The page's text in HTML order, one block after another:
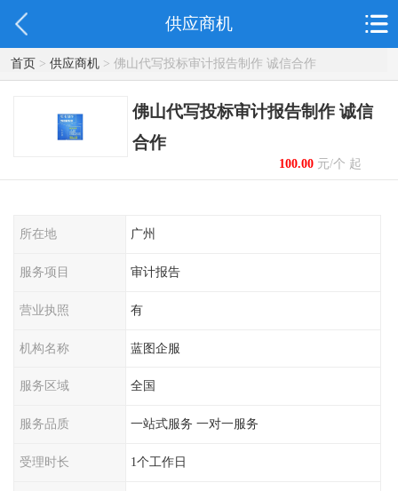
供应商机
首页> 供应商机> 佛山代写投标审计报告制作 诚信合作
佛山代写投标审计报告制作 诚信
合作
100.00元/个 起
所在地 广州
服务项目 审计报告
营业执照 有
机构名称 蓝图企服
服务区域 全国
服务品质 一站式服务 一对一服务
受理时长 1个工作日